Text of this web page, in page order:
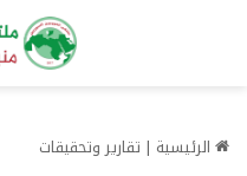
الرئيسية | تقارير وتحقيقات